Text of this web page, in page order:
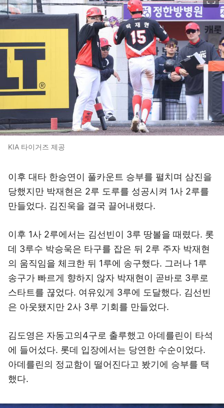
KIA 타이거즈 제공
이후 대타 한승연이 풀카운트 승부를 펼치며 삼진을
당했지만 박재현은 2루 도루를 성공시켜 1사 2루를
만들었다. 김진욱을 결국 끌어내렸다.
이후 1사 2루에서는 김선빈이 3루 땅볼을 때렸다. 롯
데 3루수 박승욱은 타구를 잡은 뒤 2루 주자 박재현
의 움직임을 체크한 뒤 1루에 송구했다. 그러나 1루
송구가 빠르게 향하지 않자 박재현이 곧바로 3루로
스타트를 끊었다. 여유있게 3루에 도달했다. 김선빈
은 아웃됐지만 2사 3루 기회를 만들었다.
김도영은 자동고의4구로 출루했고 아데를린이 타석
에 들어섰다. 롯데 입장에서는 당연한 수순이었다.
아데를린의 정교함이 떨어진다고 봤기에 승부를 택
했다.